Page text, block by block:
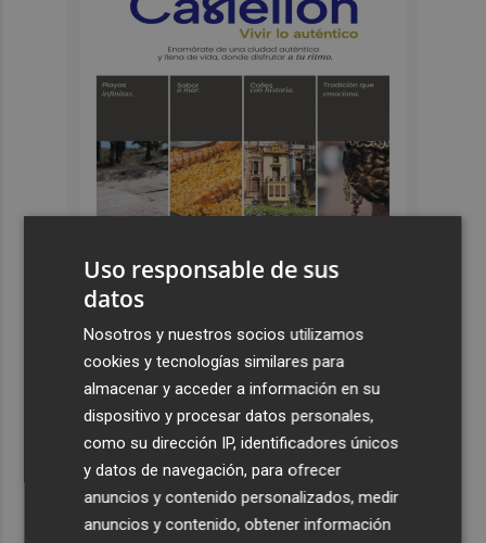
Últimas Noticias
El pregón de Festes d'Elx 2026, con Josan, en imágenes
Emergencias activa la situación 2 del PEIF y confina
Sierra Engarcerán por el humo del incendio forestal
España restablece los controles fronterizos a los
Uso responsable de sus
datos
Nosotros y nuestros socios utilizamos
cookies y tecnologías similares para
almacenar y acceder a información en su
dispositivo y procesar datos personales,
como su dirección IP, identificadores únicos
y datos de navegación, para ofrecer
anuncios y contenido personalizados, medir
anuncios y contenido, obtener información